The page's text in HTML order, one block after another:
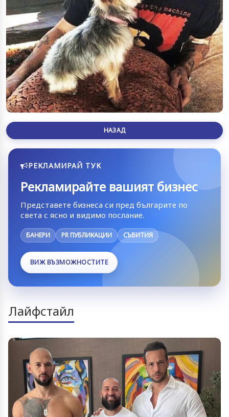
НАЗАД
РЕКЛАМИРАЙ ТУК
Рекламирайте вашият бизнес
Представете бизнеса си пред българите по
света с ясно и видимо послание.
БАНЕРИ PR ПУБЛИКАЦИИ СЪБИТИЯ
ВИЖ ВЪЗМОЖНОСТИТЕ
Лайфстайл